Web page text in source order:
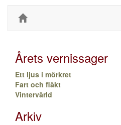
Årets vernissager
Ett ljus i mörkret
Fart och fläkt
Vintervärld
Arkiv